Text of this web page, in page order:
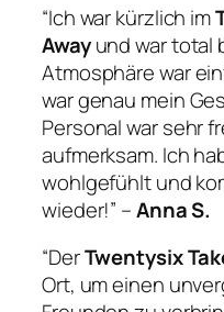
“Ich war kürzlich im
Awayund war total
Atmosphäre war
war genau mein
Personal war sehr
aufmerksam. Ich
wohlgefühlt und
wieder!” –Anna S.
“DerTwentysix
Ort, um einen